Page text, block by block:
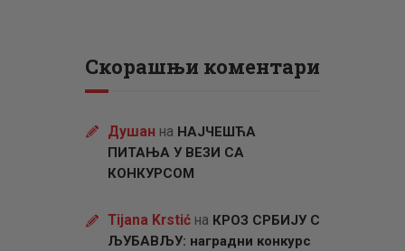
Скорашњи коментари
Душан на НАЈЧЕШЋА
ПИТАЊА У ВЕЗИ СА
КОНКУРСОМ
Tijana Krstićна КРОЗ СРБИЈУ С
ЉУБАВЉУ: наградни конкурс